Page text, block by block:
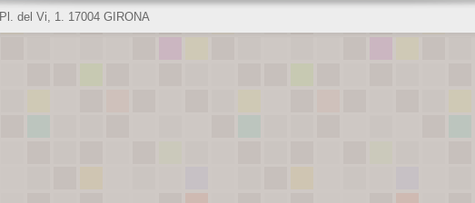
Pl. del Vi, 1. 17004 GIRONA